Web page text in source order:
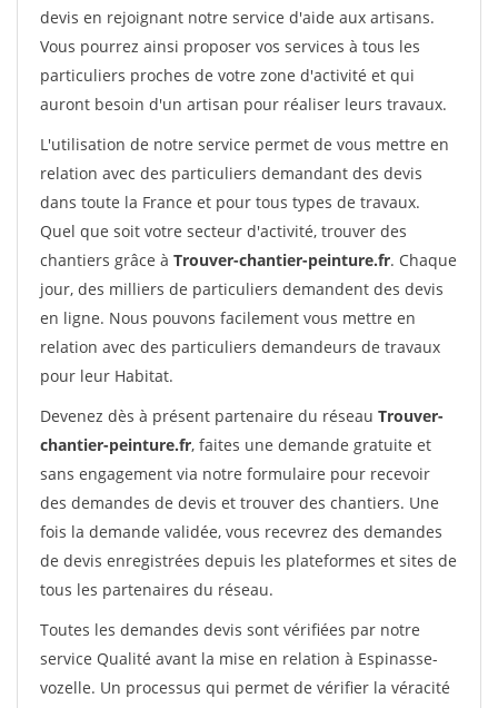
devis en rejoignant notre service d'aide aux artisans.
Vous pourrez ainsi proposer vos services à tous les
particuliers proches de votre zone d'activité et qui
auront besoin d'un artisan pour réaliser leurs travaux.
L'utilisation de notre service permet de vous mettre en
relation avec des particuliers demandant des devis
dans toute la France et pour tous types de travaux.
Quel que soit votre secteur d'activité, trouver des
chantiers grâce à Trouver-chantier-peinture.fr. Chaque
jour, des milliers de particuliers demandent des devis
en ligne. Nous pouvons facilement vous mettre en
relation avec des particuliers demandeurs de travaux
pour leur Habitat.
Devenez dès à présent partenaire du réseau Trouver-
chantier-peinture.fr, faites une demande gratuite et
sans engagement via notre formulaire pour recevoir
des demandes de devis et trouver des chantiers. Une
fois la demande validée, vous recevrez des demandes
de devis enregistrées depuis les plateformes et sites de
tous les partenaires du réseau.
Toutes les demandes devis sont vérifiées par notre
service Qualité avant la mise en relation à Espinasse-
vozelle. Un processus qui permet de vérifier la véracité